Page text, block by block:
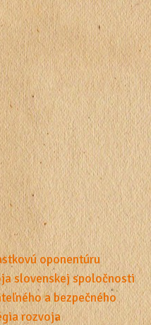
oponentúru
slovenskej spoločnosti
a bezpečného
rozvoja